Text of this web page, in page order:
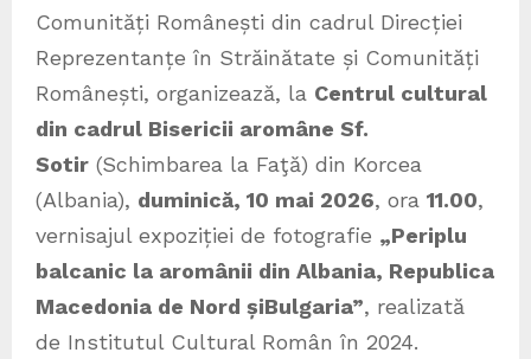
Comunități Românești din cadrul Direcției
Reprezentanțe în Străinătate și Comunități
Românești, organizează, la Centrul cultural
din cadrul Bisericii aromâne Sf.
Sotir (Schimbarea la Faţă) din Korcea
(Albania), duminică, 10 mai 2026, ora 11.00,
vernisajul expoziției de fotografie „Periplu
balcanic la aromânii din Albania, Republica
Macedonia de Nord șiBulgaria”, realizată
de Institutul Cultural Român în 2024.